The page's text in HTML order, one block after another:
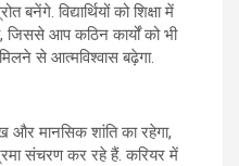
विद्यार्थियों को शिक्षा में
जिससे आप कठिन कार्यों को भी
से आत्मविश्वास बढ़ेगा.
मानसिक शांति का रहेगा,
संचरण कर रहे हैं. करियर में